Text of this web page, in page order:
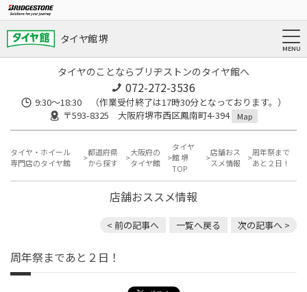
タイヤ館 堺
タイヤのことならブリヂストンのタイヤ館へ
072-272-3536
9:30〜18:30 （作業受付終了は17時30分となっております。）
〒593-8325 大阪府堺市西区鳳南町4-394
Map
タイヤ・ホイール
専門店のタイヤ館
都道府県
から探す
大阪府の
タイヤ館
タイヤ
館 堺
TOP
店舗おス
スメ情報
周年祭まで
あと２日！
店舗おススメ情報
< 前の記事へ 一覧へ戻る 次の記事へ >
周年祭まであと２日！